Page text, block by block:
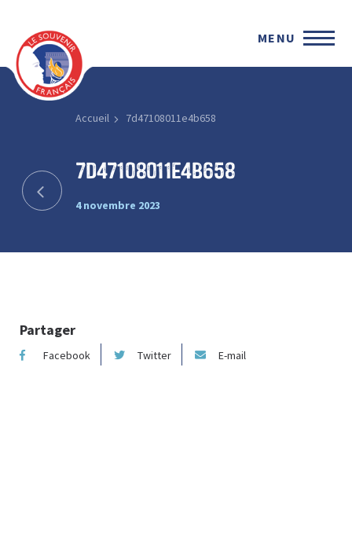
MENU
Accueil 7d47108011e4b658
7d47108011e4b658
4 novembre 2023
Partager
Facebook Twitter E-mail